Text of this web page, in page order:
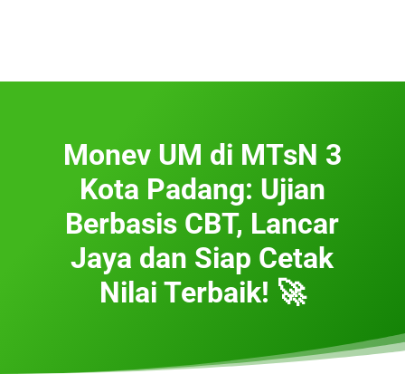
Monev UM di MTsN 3
Kota Padang: Ujian
Berbasis CBT, Lancar
Jaya dan Siap Cetak
Nilai Terbaik! 🚀